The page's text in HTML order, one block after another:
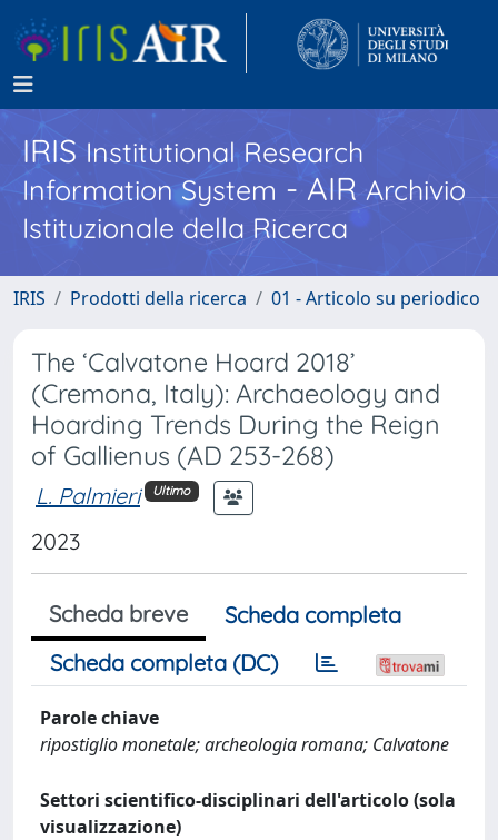
IRISInstitutional Research
Information System - AIR Archivio
Istituzionale della Ricerca
IRIS Prodotti della ricerca 01 - Articolo su periodico
The ‘Calvatone Hoard 2018’
(Cremona, Italy): Archaeology and
Hoarding Trends During the Reign
of Gallienus (AD 253-268)
L. Palmieri Ultimo
2023
Scheda breve
Scheda completa
Scheda completa (DC)
Parole chiave
ripostiglio monetale; archeologia romana; Calvatone
Settori scientifico-disciplinari dell'articolo (sola
visualizzazione)